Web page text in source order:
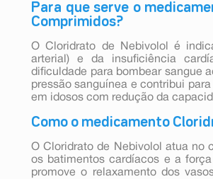
Para que serve o
Comprimidos?
O Cloridrato de Nebivolol é
arterial) e da insuficiência
dificuldade para bombear sangue
pressão sanguínea e contribui
em idosos com redução da
Como o medicamento
O Cloridrato de Nebivolol atua no
os batimentos cardíacos e a
promove o relaxamento dos